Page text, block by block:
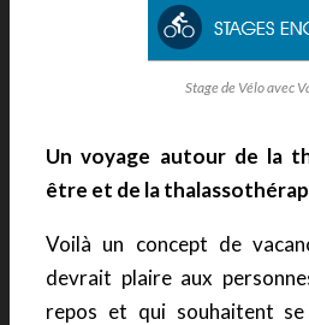
Stage de Vélo avec
Un voyage autour de la
être et de la
Voilà un concept de
devrait plaire aux
repos et qui souhaitent